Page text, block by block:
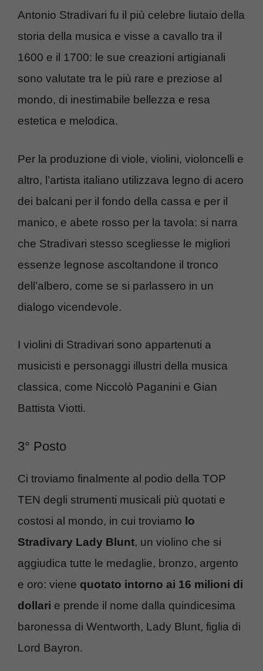
Antonio Stradivari fu il più celebre liutaio della
storia della musica e visse a cavallo tra il
1600 e il 1700: le sue creazioni artigianali
sono valutate tra le più rare e preziose al
mondo, di inestimabile bellezza e resa
estetica e melodica.
Per la produzione di viole, violini, violoncelli e
altro, l’artista italiano utilizzava legno di acero
dei balcani per il fondo della cassa e per il
manico, e abete rosso per la tavola: si narra
che Stradivari stesso scegliesse le migliori
essenze legnose ascoltandone il tronco
dell’albero, come se si parlassero in un
dialogo vicendevole.
I violini di Stradivari sono appartenuti a
musicisti e personaggi illustri della musica
classica, come Niccolò Paganini e Gian
Battista Viotti.
3° Posto
Ci troviamo finalmente al podio della TOP
TEN degli strumenti musicali più quotati e
costosi al mondo, in cui troviamo lo
Stradivary Lady Blunt, un violino che si
aggiudica tutte le medaglie, bronzo, argento
e oro: viene quotato intorno ai 16 milioni di
dollari e prende il nome dalla quindicesima
baronessa di Wentworth, Lady Blunt, figlia di
Lord Bayron.